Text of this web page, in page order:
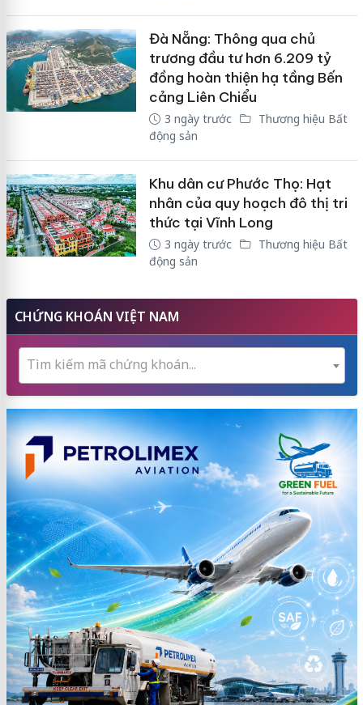
Đà Nẵng: Thông qua chủ
trương đầu tư hơn 6.209 tỷ
đồng hoàn thiện hạ tầng Bến
cảng Liên Chiểu
3 ngày trước
Thương hiệu Bất
động sản
Khu dân cư Phước Thọ: Hạt
nhân của quy hoạch đô thị tri
thức tại Vĩnh Long
3 ngày trước
Thương hiệu Bất
động sản
CHỨNG KHOÁN VIỆT NAM
Tìm kiếm mã chứng khoán...